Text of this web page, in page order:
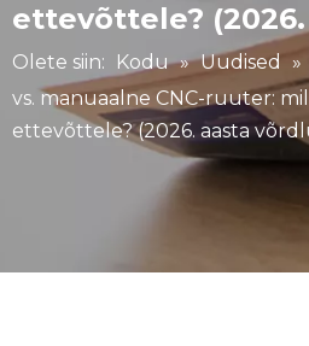
ettevõttele?
Olete siin: Kodu » Uudised »
vs. manuaalne CNC-ruuter:
ettevõttele? (2026. aasta